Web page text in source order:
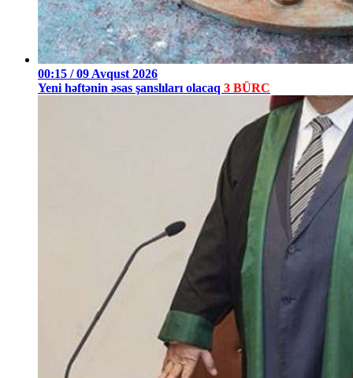
00:15 / 09 Avqust 2026
Yeni həftənin əsas şanslıları olacaq 3 BÜRC